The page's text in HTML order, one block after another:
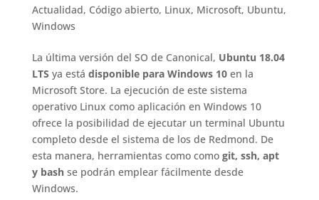
Actualidad, Código abierto, Linux, Microsoft, Ubuntu,
Windows
La última versión del SO de Canonical, Ubuntu 18.04
LTS ya está disponible para Windows 10en la
Microsoft Store. La ejecución de este sistema
operativo Linux como aplicación en Windows 10
ofrece la posibilidad de ejecutar un terminal Ubuntu
completo desde el sistema de los de Redmond. De
esta manera, herramientas como como git, ssh, apt
y bashse podrán emplear fácilmente desde
Windows.